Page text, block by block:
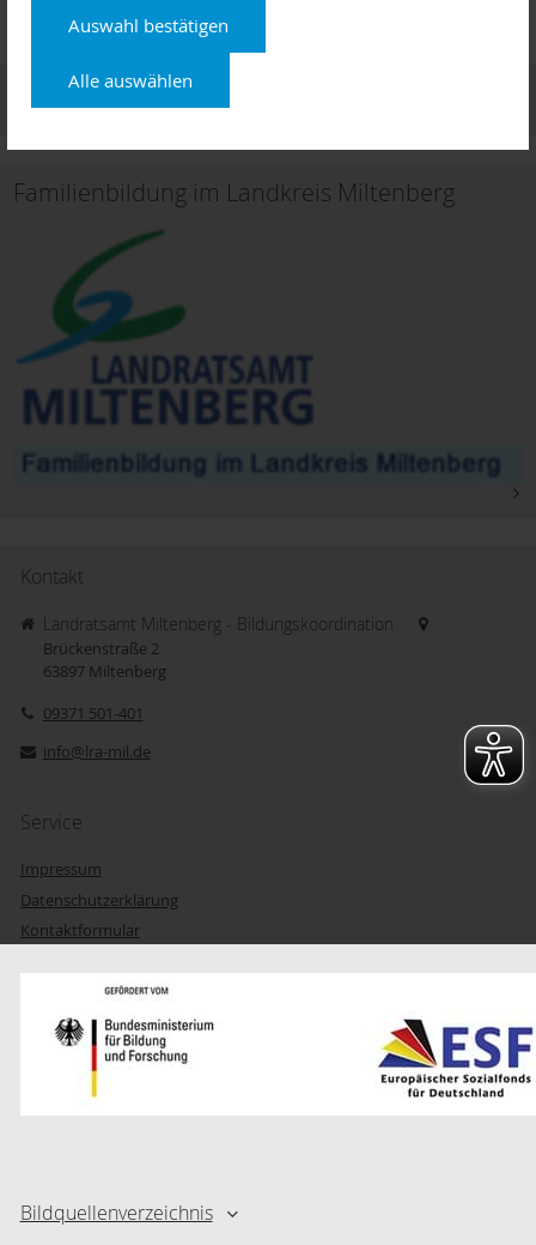
Auswahl bestätigen
Alle auswählen
Termine
Familienbildung im Landkreis Miltenberg
Kontakt
Landratsamt Miltenberg - Bildungskoordination
Brückenstraße 2
63897 Miltenberg
09371 501-401
info@lra-mil.de
Service
Impressum
Datenschutzerklärung
Kontaktformular
Bildquellenverzeichnis